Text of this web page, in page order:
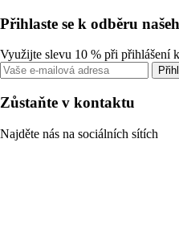
Přihlaste se k odběru
Využijte slevu 10 % při přihlášení
Zůstaňte v kontaktu
Najděte nás na sociálních sítích